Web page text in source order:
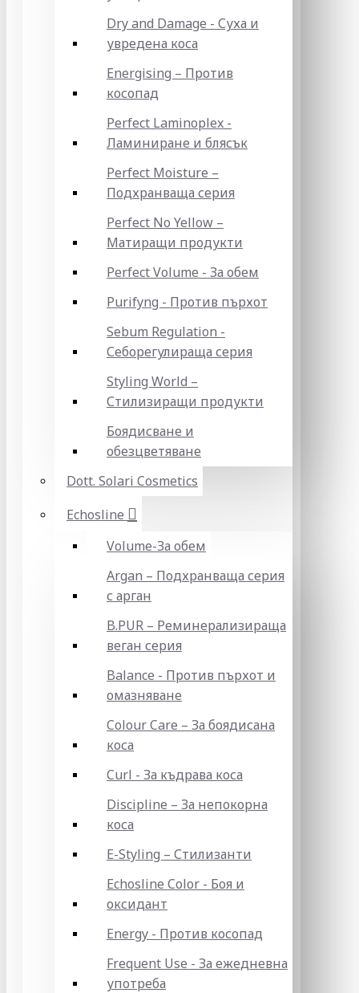
Dry and Damage - Суха и
увредена коса
Energising – Против
косопад
Perfect Laminoplex -
Ламиниране и блясък
Perfect Moisture –
Подхранваща серия
Perfect No Yellow –
Матиращи продукти
Perfect Volume - За обем
Purifyng - Против пърхот
Sebum Regulation -
Себорегулираща серия
Styling World –
Стилизиращи продукти
Боядисване и
обезцветяване
Dott. Solari Cosmetics
Echosline
Volume-За обем
Argan – Подхранваща серия
с арган
B.PUR – Реминерализираща
веган серия
Balance - Против пърхот и
омазняване
Colour Care – За боядисана
коса
Curl - За къдрава коса
Discipline – За непокорна
коса
E-Styling – Стилизанти
Echosline Color - Боя и
оксидант
Energy - Против косопад
Frequent Use - За ежедневна
употреба